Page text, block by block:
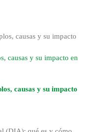
causas y su impacto en
causas y su impacto